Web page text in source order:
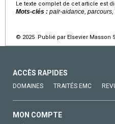
Le texte complet de cet article est
Mots-clés : pair-aidance,
© 2025 Publié par Elsevier Masson
ACCÈS RAPIDES
DOMAINES TRAITÉS EMC
MON COMPTE